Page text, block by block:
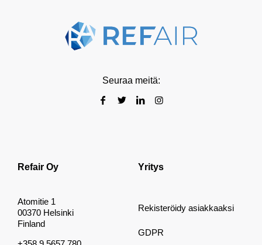
Seuraa meitä:
Refair Oy
Atomitie 1
00370 Helsinki
Finland
Yritys
Rekisteröidy asiakkaaksi
GDPR